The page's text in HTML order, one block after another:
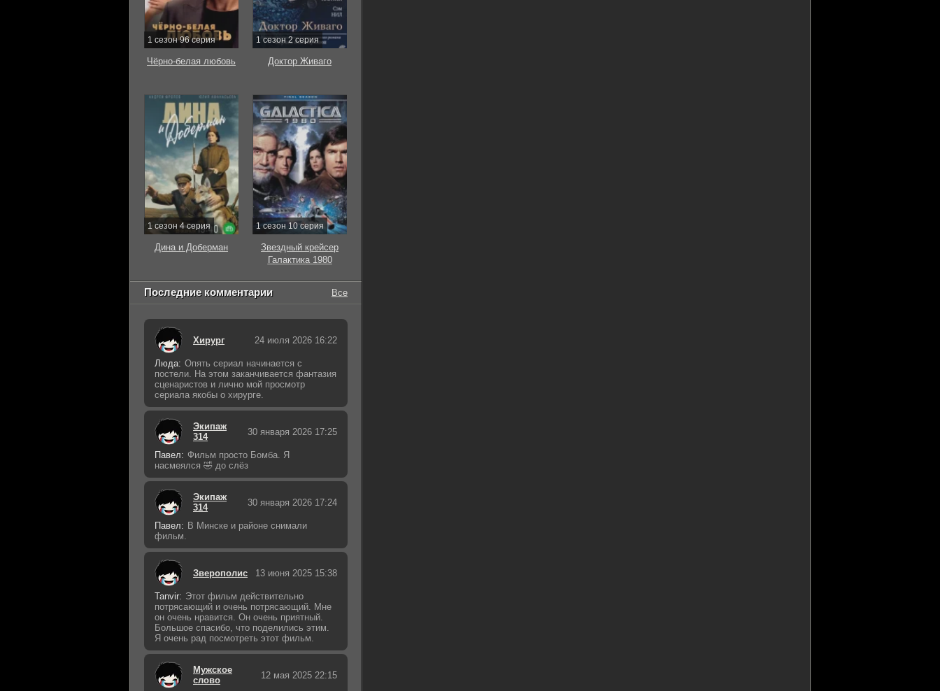
1 сезон 96 серия
Чёрно-белая любовь
1 сезон 2 серия
Доктор Живаго
1 сезон 4 серия
Дина и Доберман
1 сезон 10 серия
Звездный крейсер
Галактика 1980
Последние комментарии Все
Хирург 24 июля 2026 16:22
Люда: Опять сериал начинается с
постели. На этом заканчивается фантазия
сценаристов и лично мой просмотр
сериала якобы о хирурге.
Экипаж
314
30 января 2026 17:25
Павел: Фильм просто Бомба. Я
насмеялся 🤣 до слёз
Экипаж
314
30 января 2026 17:24
Павел: В Минске и районе снимали
фильм.
Зверополис 13 июня 2025 15:38
Tanvir: Этот фильм действительно
потрясающий и очень потрясающий. Мне
он очень нравится. Он очень приятный.
Большое спасибо, что поделились этим.
Я очень рад посмотреть этот фильм.
Мужское
слово
12 мая 2025 22:15